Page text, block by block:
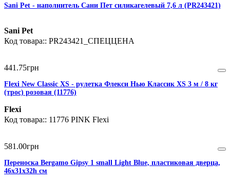
Sani Pet - наполнитель Сани Пет силикагелевый 7,6 л (PR243421)
Sani Pet
PR243421_СПЕЦЦЕНА
441 .75грн
Flexi New Classic XS - рулетка Флекси Нью Классик XS 3 м / 8 кг
(трос) розовая (11776)
Flexi
11776 PINK Flexi
581 .00грн
Переноска Bergamo Gipsy 1 small Light Blue, пластиковая дверца,
46x31x32h см